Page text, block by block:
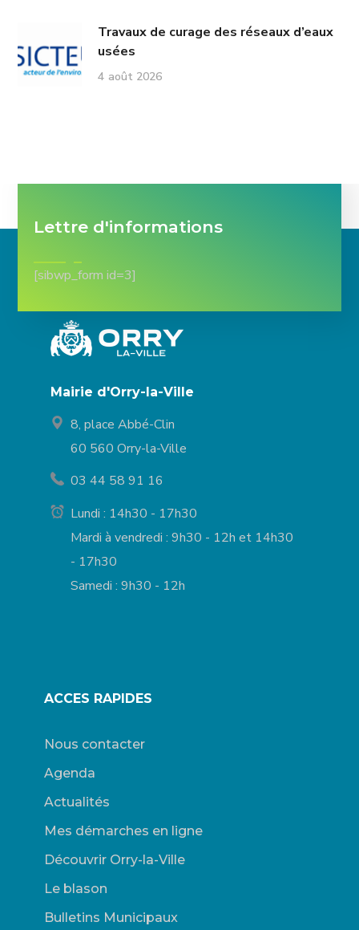
Travaux de curage des réseaux d’eaux
usées
4 août 2026
Lettre d'informations
[sibwp_form id=3]
Mairie d'Orry-la-Ville
8, place Abbé-Clin
60 560 Orry-la-Ville
03 44 58 91 16
Lundi : 14h30 - 17h30
Mardi à vendredi : 9h30 - 12h et 14h30
- 17h30
Samedi : 9h30 - 12h
ACCES RAPIDES
Nous contacter
Agenda
Actualités
Mes démarches en ligne
Découvrir Orry-la-Ville
Le blason
Bulletins Municipaux